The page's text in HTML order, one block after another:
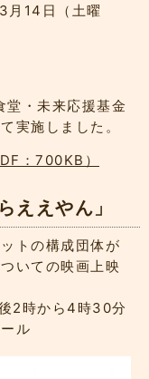
月14日（土曜
・未来応援基金
実施しました。
：700KB）
ええやん」
トの構成団体が
いての映画上映
2時から4時30分
ル